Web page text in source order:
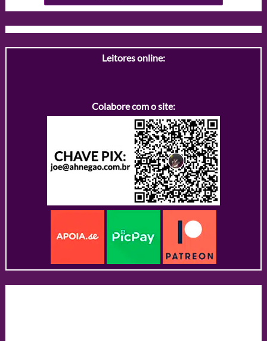
Leitores online:
Colabore com o site: